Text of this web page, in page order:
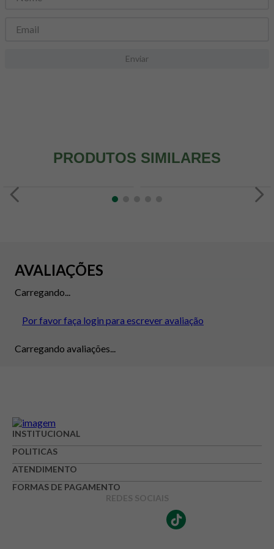
Enviar
PRODUTOS SIMILARES
AVALIAÇÕES
Carregando...
Por favor faça login para escrever avaliação
Carregando avaliações...
INSTITUCIONAL
POLITICAS
ATENDIMENTO
FORMAS DE PAGAMENTO
REDES SOCIAIS
8º snack proteico mundo verde
9 psyllium